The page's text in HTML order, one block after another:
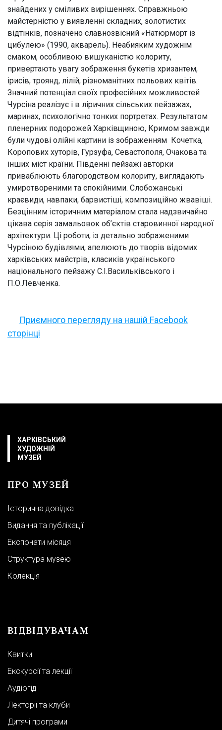
знайдених у сміливих вирішеннях. Справжньою
майстерністю у виявленні складних, золотистих
відтінків, позначено славнозвісний «Натюрморт із
цибулею» (1990, акварель). Неабияким художнім
смаком, особливою вишуканістю колориту,
привертають увагу зображення букетів хризантем,
ірисів, троянд, лілій, різноманітних польових квітів.
Значний потенціал своїх професійних можливостей
Чурсіна реалізує і в ліричних сільських пейзажах,
маринах, психологічно тонких портретах. Результатом
пленерних подорожей Харківщиною, Кримом завжди
були чудові олійні картини із зображенням Кочетка,
Коропових хуторів, Гурзуфа, Севастополя, Очакова та
інших міст країни. Південні пейзажі авторки
приваблюють благородством колориту, виглядають
умиротвореними та спокійними. Слобожанські
краєвиди, навпаки, барвистіші, композиційно жвавіші.
Безцінним історичним матеріалом стала надзвичайно
цікава серія замальовок об’єктів старовинної народної
архітектури. Ці роботи, із детально зображеними
Чурсіною будівлями, апелюють до творів відомих
харківських майстрів, класиків українського
національного пейзажу С.І.Васильківського і
П.О.Левченка.
Приємного перегляду на нашій Facebook
сторінці
ХАРКІВСЬКИЙ
ХУДОЖНІЙ
МУЗЕЙ
ПРО МУЗЕЙ
Історична довідка
Видання та публікації
Експонати місяця
Структура музею
Колекція
ВІДВІДУВАЧАМ
Квитки
Екскурсії та лекції
Аудіогід
Лекторії та клуби
Дитячі програми